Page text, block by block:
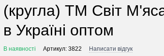
(кругла) ТМ Світ
в Україні оптом
В наявності Артикул: 3822 Написати відгук